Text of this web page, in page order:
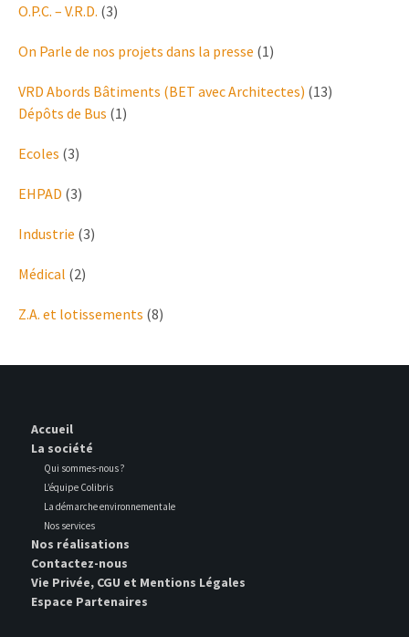
O.P.C. – V.R.D. (3)
On Parle de nos projets dans la presse (1)
VRD Abords Bâtiments (BET avec Architectes) (13)
Dépôts de Bus (1)
Ecoles (3)
EHPAD (3)
Industrie (3)
Médical (2)
Z.A. et lotissements (8)
Accueil
La société
Qui sommes-nous ?
L’équipe Colibris
La démarche environnementale
Nos services
Nos réalisations
Contactez-nous
Vie Privée, CGU et Mentions Légales
Espace Partenaires